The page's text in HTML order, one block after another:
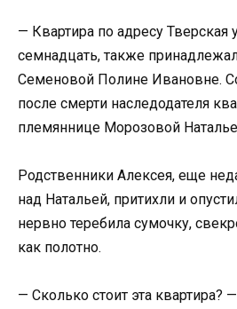
— Квартира по адресу Тверская
семнадцать, также
Семеновой Полине Ивановне.
после смерти наследодателя
племяннице Морозовой
Родственники Алексея, еще
над Натальей, притихли и
нервно теребила сумочку,
как полотно.
— Сколько стоит эта квартира?